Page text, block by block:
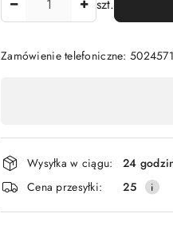
szt.
Zamówienie telefoniczne:
płatność
i
dostawa
Wysyłka w ciągu:
24
Cena przesyłki:
25